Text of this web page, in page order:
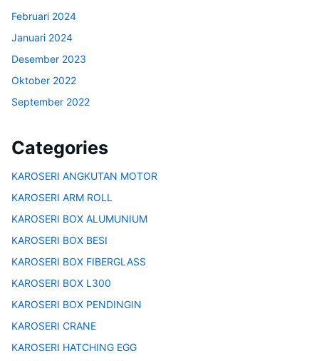
Februari 2024
Januari 2024
Desember 2023
Oktober 2022
September 2022
Categories
KAROSERI ANGKUTAN MOTOR
KAROSERI ARM ROLL
KAROSERI BOX ALUMUNIUM
KAROSERI BOX BESI
KAROSERI BOX FIBERGLASS
KAROSERI BOX L300
KAROSERI BOX PENDINGIN
KAROSERI CRANE
KAROSERI HATCHING EGG